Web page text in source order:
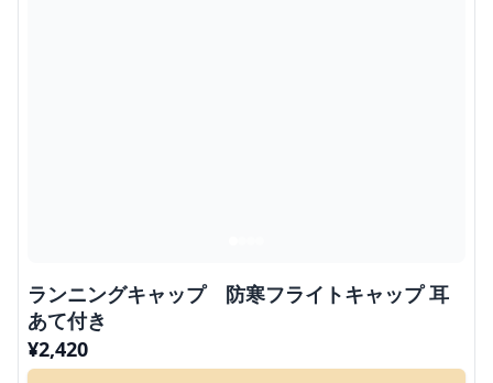
ランニングキャップ 防寒フライトキャップ 耳
あて付き
¥2,420